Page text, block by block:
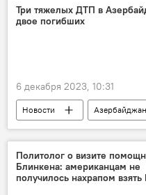
Спорные острова
Территория
Три тяжелых ДТП в
двое погибших
6 декабря 2023, 10:31
Новости
Азербайджан
Происшествия в Азербайджане
массовая гибель
Политолог о визите
Блинкена: американцам не
получилось нахрапом взять